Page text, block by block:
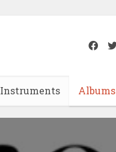
Instruments Albums